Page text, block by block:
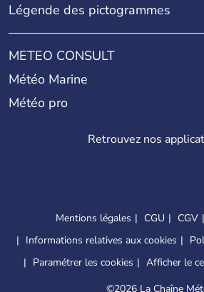
Légende des pictogrammes
METEO CONSULT
Météo Marine
Météo pro
Retrouvez nos
Mentions légales CGU CGV
Informations relatives aux cookies
Paramétrer les cookies
Afficher le
©2026 La Chaîne